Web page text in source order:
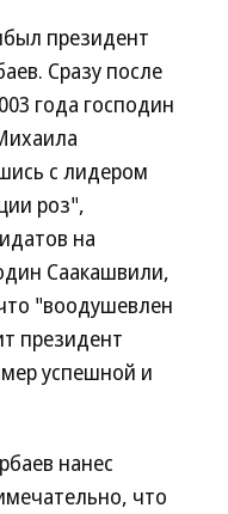
президент
Сразу после
года господин
с лидером
роз",
на
Саакашвили,
"воодушевлен
президент
успешной и
нанес
что